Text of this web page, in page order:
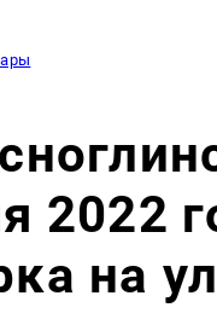
2022
на